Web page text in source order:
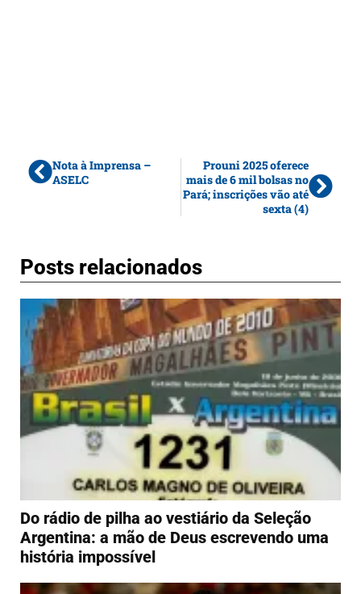
Nota à Imprensa –
ASELC
Prouni 2025 oferece
mais de 6 mil bolsas no
Pará; inscrições vão até
sexta (4)
Posts relacionados
Do rádio de pilha ao vestiário da Seleção
Argentina: a mão de Deus escrevendo uma
história impossível